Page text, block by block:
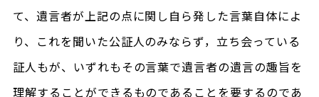
て、遺言者が上記の点に関し自ら発した言葉自体によ
り、これを聞いた公証人のみならず，立ち会っている
証人もが、いずれもその言葉で遺言者の遺言の趣旨を
理解することができるものであることを要するのであ